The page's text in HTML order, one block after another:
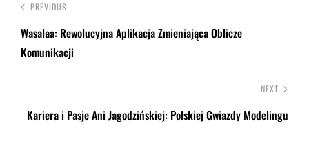
PREVIOUS
Wasalaa: Rewolucyjna Aplikacja Zmieniająca Oblicze
Komunikacji
NEXT
Kariera i Pasje Ani Jagodzińskiej: Polskiej Gwiazdy Modelingu